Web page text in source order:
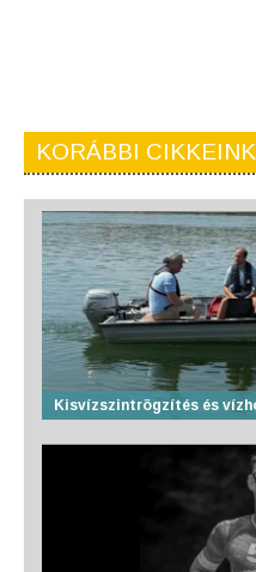
KORÁBBI
Kisvízszintrögzítés és